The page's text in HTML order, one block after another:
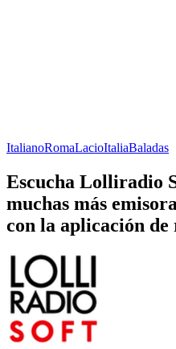
ItalianoRomaLacioItaliaBaladas
Escucha Lolliradio
muchas más
con la aplicación de